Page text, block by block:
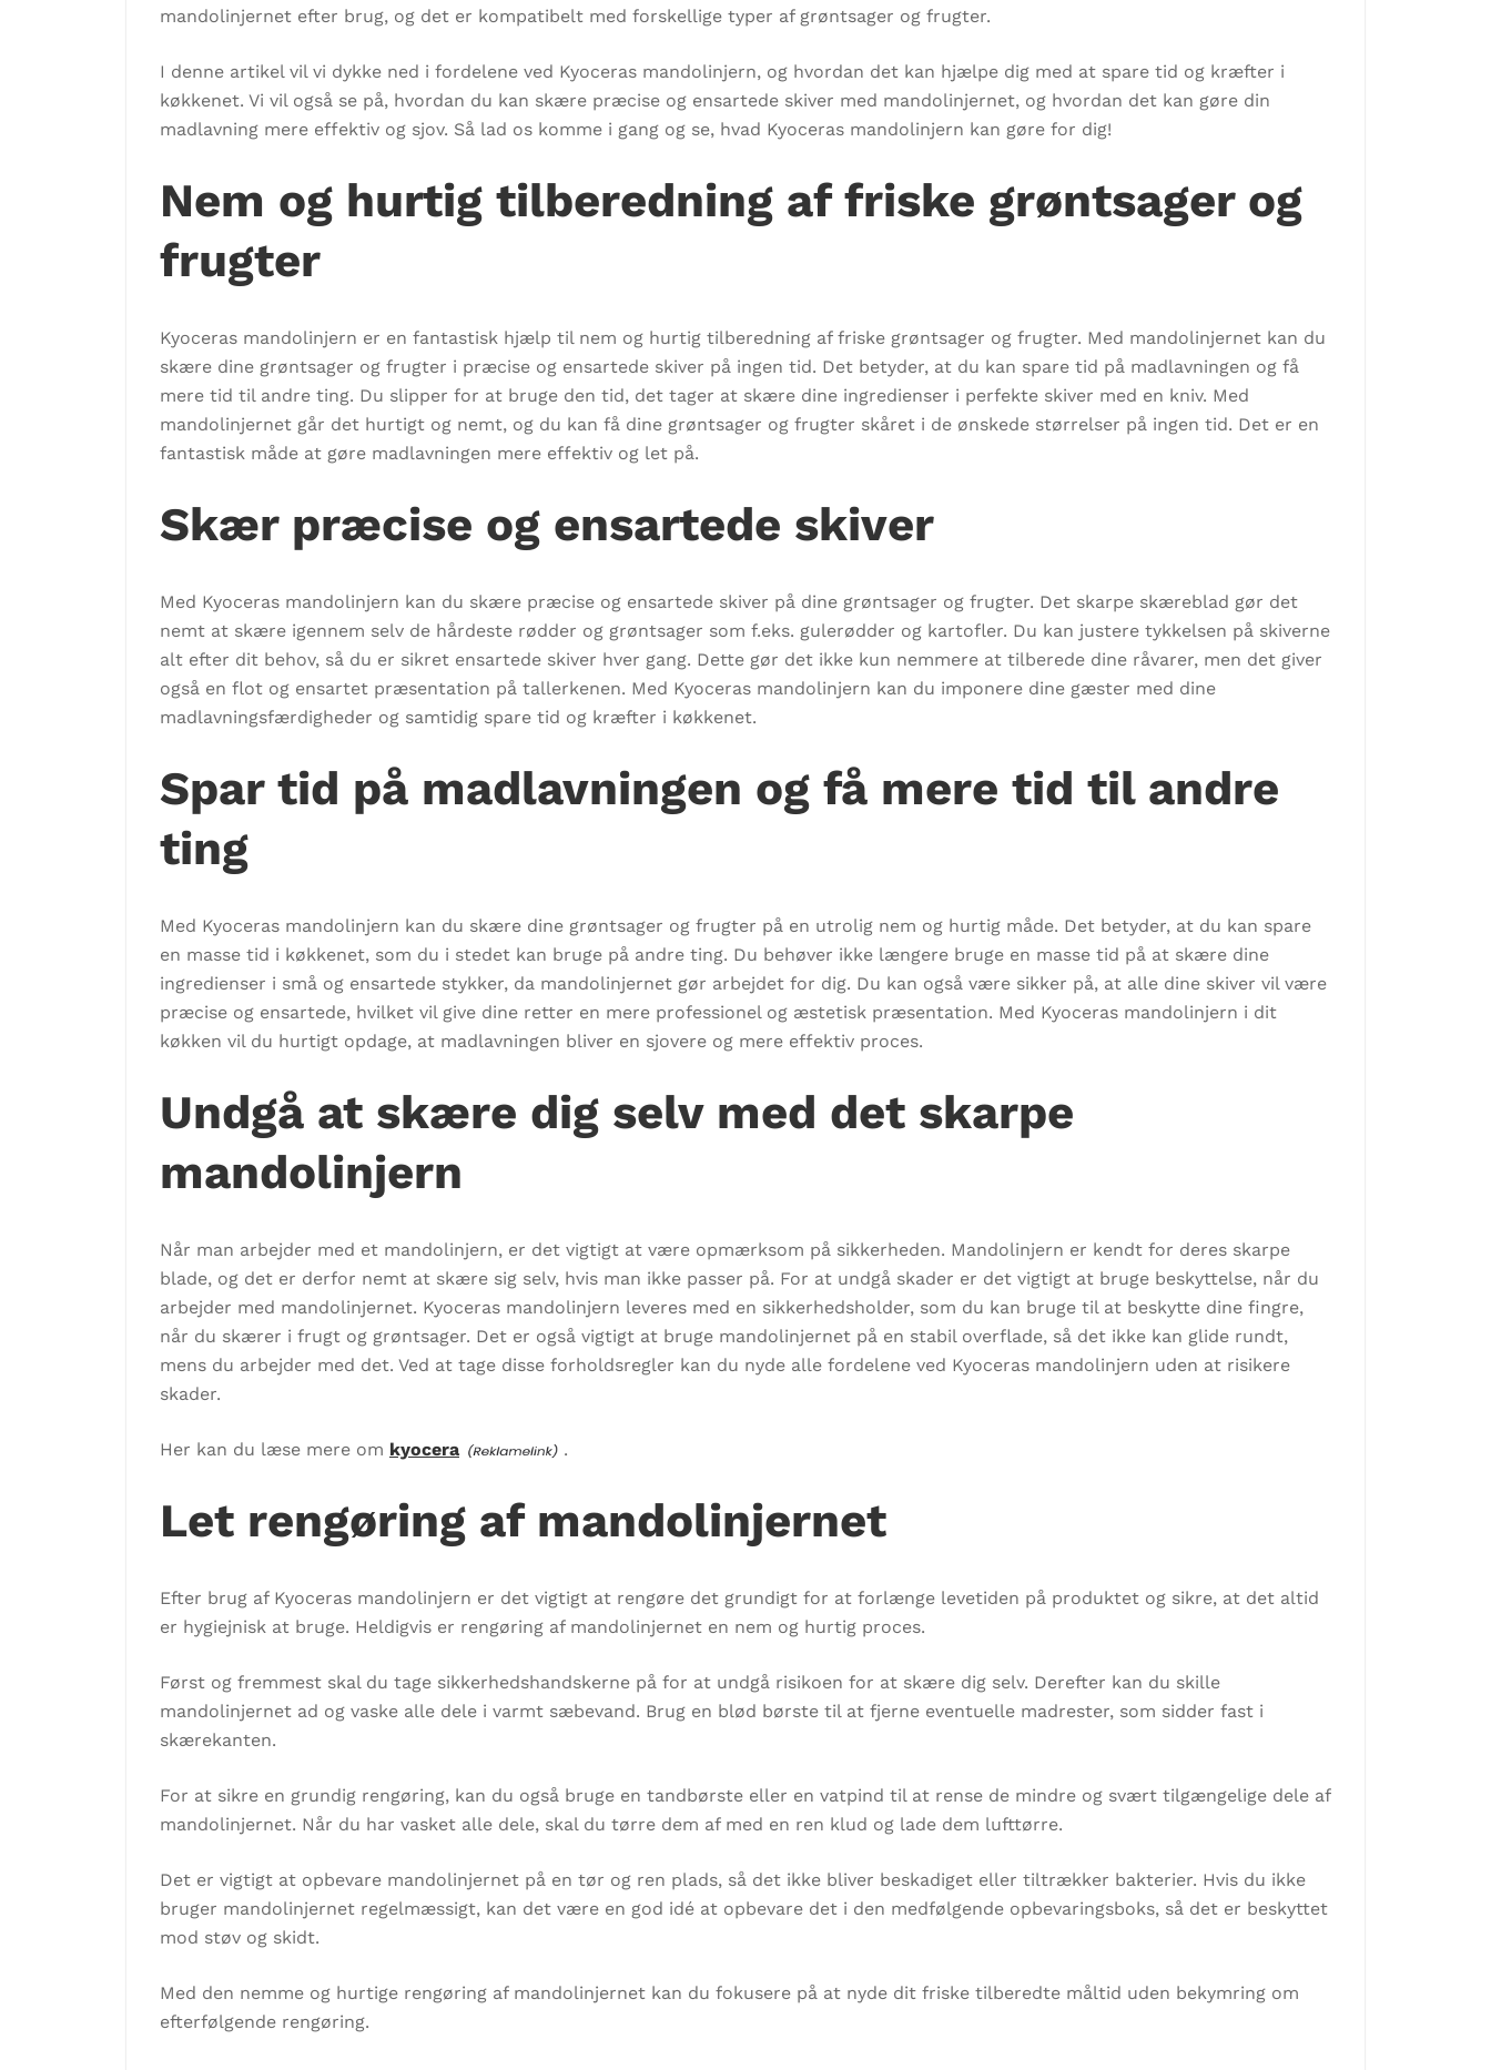
mandolinjernet efter brug, og det er kompatibelt med forskellige typer af grøntsager og frugter.
I denne artikel vil vi dykke ned i fordelene ved Kyoceras mandolinjern, og hvordan det kan hjælpe dig med at spare tid og kræfter i
køkkenet. Vi vil også se på, hvordan du kan skære præcise og ensartede skiver med mandolinjernet, og hvordan det kan gøre din
madlavning mere effektiv og sjov. Så lad os komme i gang og se, hvad Kyoceras mandolinjern kan gøre for dig!
Nem og hurtig tilberedning af friske grøntsager og
frugter
Kyoceras mandolinjern er en fantastisk hjælp til nem og hurtig tilberedning af friske grøntsager og frugter. Med mandolinjernet kan du
skære dine grøntsager og frugter i præcise og ensartede skiver på ingen tid. Det betyder, at du kan spare tid på madlavningen og få
mere tid til andre ting. Du slipper for at bruge den tid, det tager at skære dine ingredienser i perfekte skiver med en kniv. Med
mandolinjernet går det hurtigt og nemt, og du kan få dine grøntsager og frugter skåret i de ønskede størrelser på ingen tid. Det er en
fantastisk måde at gøre madlavningen mere effektiv og let på.
Skær præcise og ensartede skiver
Med Kyoceras mandolinjern kan du skære præcise og ensartede skiver på dine grøntsager og frugter. Det skarpe skæreblad gør det
nemt at skære igennem selv de hårdeste rødder og grøntsager som f.eks. gulerødder og kartofler. Du kan justere tykkelsen på skiverne
alt efter dit behov, så du er sikret ensartede skiver hver gang. Dette gør det ikke kun nemmere at tilberede dine råvarer, men det giver
også en flot og ensartet præsentation på tallerkenen. Med Kyoceras mandolinjern kan du imponere dine gæster med dine
madlavningsfærdigheder og samtidig spare tid og kræfter i køkkenet.
Spar tid på madlavningen og få mere tid til andre
ting
Med Kyoceras mandolinjern kan du skære dine grøntsager og frugter på en utrolig nem og hurtig måde. Det betyder, at du kan spare
en masse tid i køkkenet, som du i stedet kan bruge på andre ting. Du behøver ikke længere bruge en masse tid på at skære dine
ingredienser i små og ensartede stykker, da mandolinjernet gør arbejdet for dig. Du kan også være sikker på, at alle dine skiver vil være
præcise og ensartede, hvilket vil give dine retter en mere professionel og æstetisk præsentation. Med Kyoceras mandolinjern i dit
køkken vil du hurtigt opdage, at madlavningen bliver en sjovere og mere effektiv proces.
Undgå at skære dig selv med det skarpe
mandolinjern
Når man arbejder med et mandolinjern, er det vigtigt at være opmærksom på sikkerheden. Mandolinjern er kendt for deres skarpe
blade, og det er derfor nemt at skære sig selv, hvis man ikke passer på. For at undgå skader er det vigtigt at bruge beskyttelse, når du
arbejder med mandolinjernet. Kyoceras mandolinjern leveres med en sikkerhedsholder, som du kan bruge til at beskytte dine fingre,
når du skærer i frugt og grøntsager. Det er også vigtigt at bruge mandolinjernet på en stabil overflade, så det ikke kan glide rundt,
mens du arbejder med det. Ved at tage disse forholdsregler kan du nyde alle fordelene ved Kyoceras mandolinjern uden at risikere
skader.
Her kan du læse mere om kyocera .
Let rengøring af mandolinjernet
Efter brug af Kyoceras mandolinjern er det vigtigt at rengøre det grundigt for at forlænge levetiden på produktet og sikre, at det altid
er hygiejnisk at bruge. Heldigvis er rengøring af mandolinjernet en nem og hurtig proces.
Først og fremmest skal du tage sikkerhedshandskerne på for at undgå risikoen for at skære dig selv. Derefter kan du skille
mandolinjernet ad og vaske alle dele i varmt sæbevand. Brug en blød børste til at fjerne eventuelle madrester, som sidder fast i
skærekanten.
For at sikre en grundig rengøring, kan du også bruge en tandbørste eller en vatpind til at rense de mindre og svært tilgængelige dele af
mandolinjernet. Når du har vasket alle dele, skal du tørre dem af med en ren klud og lade dem lufttørre.
Det er vigtigt at opbevare mandolinjernet på en tør og ren plads, så det ikke bliver beskadiget eller tiltrækker bakterier. Hvis du ikke
bruger mandolinjernet regelmæssigt, kan det være en god idé at opbevare det i den medfølgende opbevaringsboks, så det er beskyttet
mod støv og skidt.
Med den nemme og hurtige rengøring af mandolinjernet kan du fokusere på at nyde dit friske tilberedte måltid uden bekymring om
efterfølgende rengøring.